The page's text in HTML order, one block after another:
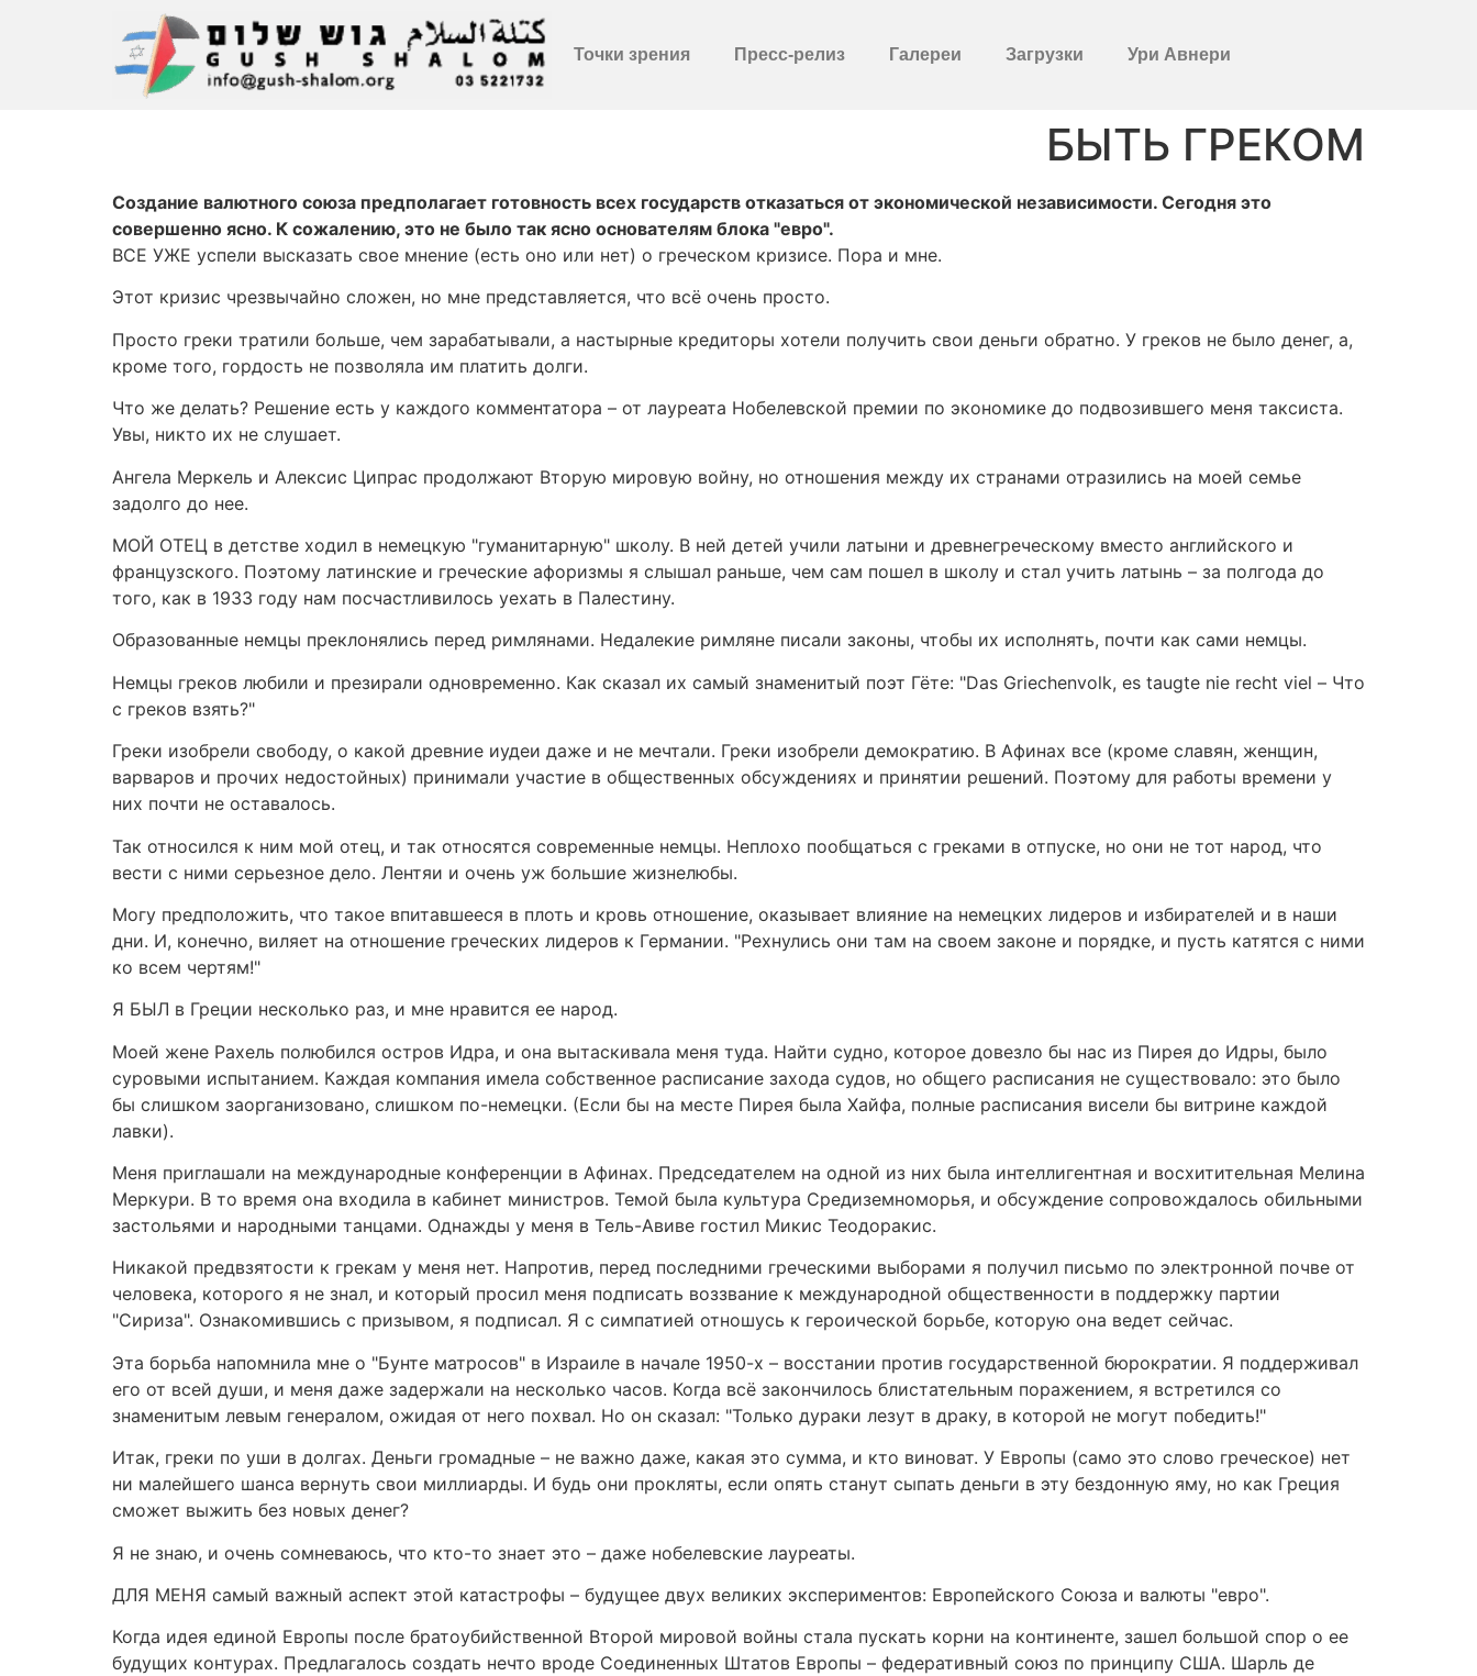
Ури Авнери
Загрузки
Галереи
Пресс-релиз
Точки зрения
БЫТЬ ГРЕКОМ
Создание валютного союза предполагает готовность всех государств отказаться от экономической независимости. Сегодня это
совершенно ясно. К сожалению, это не было так ясно основателям блока "евро".
ВСЕ УЖЕ успели высказать свое мнение (есть оно или нет) о греческом кризисе. Пора и мне.
Этот кризис чрезвычайно сложен, но мне представляется, что всё очень просто.
Просто греки тратили больше, чем зарабатывали, а настырные кредиторы хотели получить свои деньги обратно. У греков не было денег, а,
кроме того, гордость не позволяла им платить долги.
Что же делать? Решение есть у каждого комментатора – от лауреата Нобелевской премии по экономике до подвозившего меня таксиста.
Увы, никто их не слушает.
Ангела Меркель и Алексис Ципрас продолжают Вторую мировую войну, но отношения между их странами отразились на моей семье
задолго до нее.
МОЙ ОТЕЦ в детстве ходил в немецкую "гуманитарную" школу. В ней детей учили латыни и древнегреческому вместо английского и
французского. Поэтому латинские и греческие афоризмы я слышал раньше, чем сам пошел в школу и стал учить латынь – за полгода до
того, как в 1933 году нам посчастливилось уехать в Палестину.
Образованные немцы преклонялись перед римлянами. Недалекие римляне писали законы, чтобы их исполнять, почти как сами немцы.
Немцы греков любили и презирали одновременно. Как сказал их самый знаменитый поэт Гёте: "Das Griechenvolk, es taugte nie recht viel – Что
с греков взять?"
Греки изобрели свободу, о какой древние иудеи даже и не мечтали. Греки изобрели демократию. В Афинах все (кроме славян, женщин,
варваров и прочих недостойных) принимали участие в общественных обсуждениях и принятии решений. Поэтому для работы времени у
них почти не оставалось.
Так относился к ним мой отец, и так относятся современные немцы. Неплохо пообщаться с греками в отпуске, но они не тот народ, что
вести с ними серьезное дело. Лентяи и очень уж большие жизнелюбы.
Могу предположить, что такое впитавшееся в плоть и кровь отношение, оказывает влияние на немецких лидеров и избирателей и в наши
дни. И, конечно, виляет на отношение греческих лидеров к Германии. "Рехнулись они там на своем законе и порядке, и пусть катятся с ними
ко всем чертям!"
Я БЫЛ в Греции несколько раз, и мне нравится ее народ.
Моей жене Рахель полюбился остров Идра, и она вытаскивала меня туда. Найти судно, которое довезло бы нас из Пирея до Идры, было
суровыми испытанием. Каждая компания имела собственное расписание захода судов, но общего расписания не существовало: это было
бы слишком заорганизовано, слишком по-немецки. (Если бы на месте Пирея была Хайфа, полные расписания висели бы витрине каждой
лавки).
Меня приглашали на международные конференции в Афинах. Председателем на одной из них была интеллигентная и восхитительная Мелина
Меркури. В то время она входила в кабинет министров. Темой была культура Средиземноморья, и обсуждение сопровождалось обильными
застольями и народными танцами. Однажды у меня в Тель-Авиве гостил Микис Теодоракис.
Никакой предвзятости к грекам у меня нет. Напротив, перед последними греческими выборами я получил письмо по электронной почве от
человека, которого я не знал, и который просил меня подписать воззвание к международной общественности в поддержку партии
"Сириза". Ознакомившись с призывом, я подписал. Я с симпатией отношусь к героической борьбе, которую она ведет сейчас.
Эта борьба напомнила мне о "Бунте матросов" в Израиле в начале 1950-х – восстании против государственной бюрократии. Я поддерживал
его от всей души, и меня даже задержали на несколько часов. Когда всё закончилось блистательным поражением, я встретился со
знаменитым левым генералом, ожидая от него похвал. Но он сказал: "Только дураки лезут в драку, в которой не могут победить!"
Итак, греки по уши в долгах. Деньги громадные – не важно даже, какая это сумма, и кто виноват. У Европы (само это слово греческое) нет
ни малейшего шанса вернуть свои миллиарды. И будь они прокляты, если опять станут сыпать деньги в эту бездонную яму, но как Греция
сможет выжить без новых денег?
Я не знаю, и очень сомневаюсь, что кто-то знает это – даже нобелевские лауреаты.
ДЛЯ МЕНЯ самый важный аспект этой катастрофы – будущее двух великих экспериментов: Европейского Союза и валюты "евро".
Когда идея единой Европы после братоубийственной Второй мировой войны стала пускать корни на континенте, зашел большой спор о ее
будущих контурах. Предлагалось создать нечто вроде Соединенных Штатов Европы – федеративный союз по принципу США. Шарль де